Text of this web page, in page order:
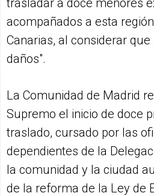
trasladar a doce menores
acompañados a esta
Canarias, al considerar
daños".
La Comunidad de Madrid
Supremo el inicio de doce
traslado, cursado por las
dependientes de la
la comunidad y la ciudad
de la reforma de la Ley de